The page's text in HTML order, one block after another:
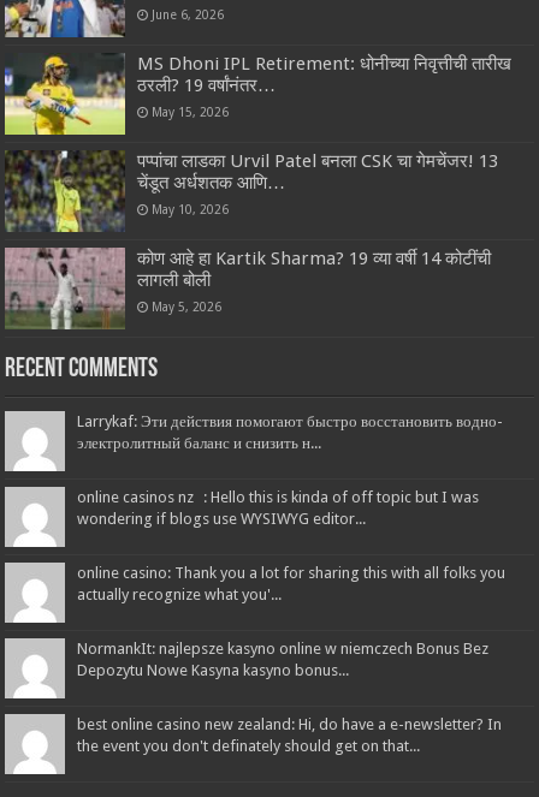
June 6, 2026
MS Dhoni IPL Retirement: धोनीच्या निवृत्तीची तारीख
ठरली? 19 वर्षांनंतर…
May 15, 2026
पप्पांचा लाडका Urvil Patel बनला CSK चा गेमचेंजर! 13
चेंडूत अर्धशतक आणि…
May 10, 2026
कोण आहे हा Kartik Sharma? 19 व्या वर्षी 14 कोटींची
लागली बोली
May 5, 2026
Recent Comments
Larrykaf: Эти действия помогают быстро восстановить водно-
электролитный баланс и снизить н...
online casinos nz : Hello this is kinda of off topic but I was
wondering if blogs use WYSIWYG editor...
online casino: Thank you a lot for sharing this with all folks you
actually recognize what you'...
NormankIt: najlepsze kasyno online w niemczech Bonus Bez
Depozytu Nowe Kasyna kasyno bonus...
best online casino new zealand: Hi, do have a e-newsletter? In
the event you don't definately should get on that...